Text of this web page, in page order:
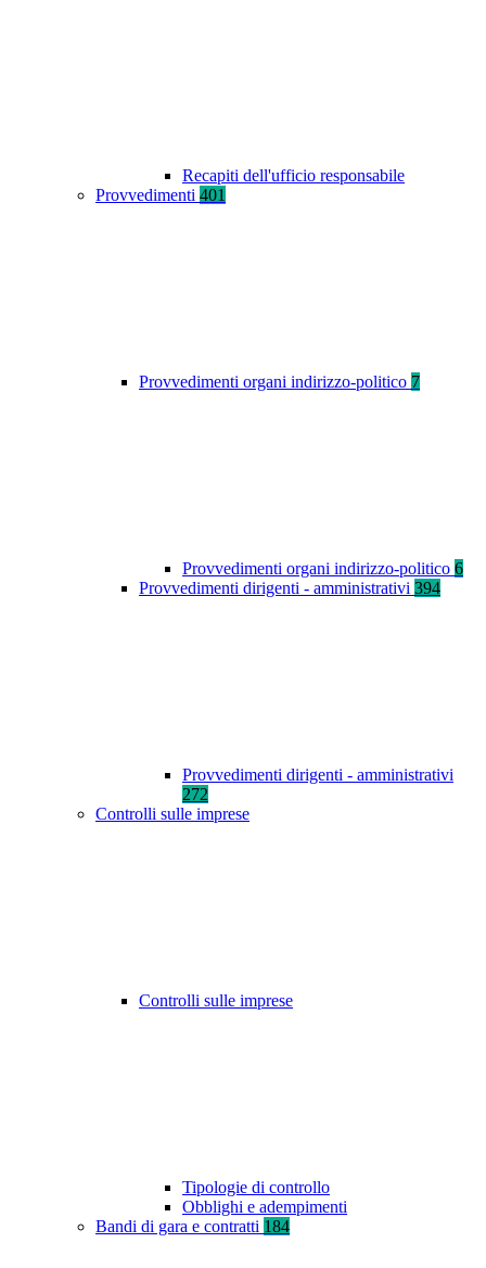
Recapiti dell'ufficio responsabile
Provvedimenti 401
Provvedimenti organi indirizzo-politico 7
Provvedimenti organi indirizzo-politico 6
Provvedimenti dirigenti - amministrativi 394
Provvedimenti dirigenti - amministrativi
272
Controlli sulle imprese
Controlli sulle imprese
Tipologie di controllo
Obblighi e adempimenti
Bandi di gara e contratti 184